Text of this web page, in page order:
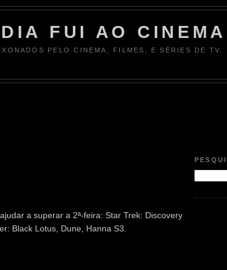
FUI AO CINEMA
PELO CINEMA, FILMES, E SÉRIES DE TV.
a superar a 2ª-feira: Star Trek: Discovery
Black Lotus, Dune, Hanna S3.